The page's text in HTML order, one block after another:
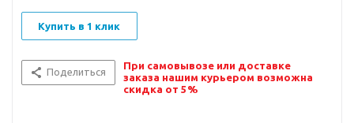
Купить в 1 клик
Поделиться
При самовывозе или доставке
заказа нашим курьером возможна
скидка от 5%